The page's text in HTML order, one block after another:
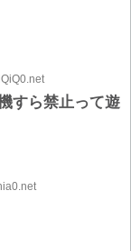
すら禁止って遊